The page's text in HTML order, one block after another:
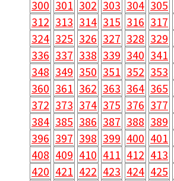
300 301 302 303 304 305
312 313 314 315 316 317
324 325 326 327 328 329
336 337 338 339 340 341
348 349 350 351 352 353
360 361 362 363 364 365
372 373 374 375 376 377
384 385 386 387 388 389
396 397 398 399 400 401
408 409 410 411 412 413
420 421 422 423 424 425